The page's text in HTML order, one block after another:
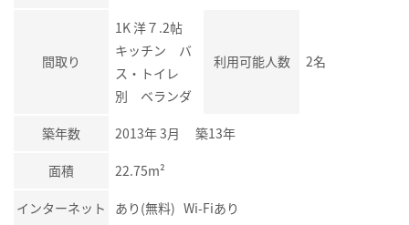
間取り
1K 洋７.2帖
キッチン バ
ス・トイレ
別 ベランダ
利用可能人数 2名
築年数 2013年 3月 築13年
面積 22.75m²
インターネット あり(無料) Wi-Fiあり